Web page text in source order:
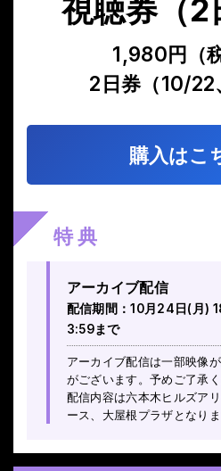
視聴券（2
1,980円（
2日券（10/22
購入はこ
特典
アーカイブ配信
配信期間：10月24日(月)
3:59まで
アーカイブ配信は一部映像
がございます。予めご了承く
配信内容は六本木ヒルズア
ース、大屋根プラザとなりま